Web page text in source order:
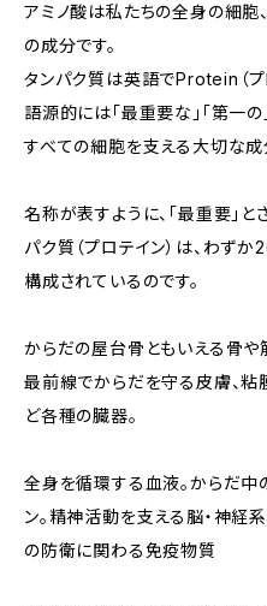
アミノ酸は私たちの全身の細胞
の成分です。
タンパク質は英語でProtein（プ
語源的には「最重要な」「第一
すべての細胞を支える大切な成
名称が表すように、「最重要」
パク質（プロテイン）は、わず
構成されているのです。
からだの屋台骨ともいえる骨や
最前線でからだを守る皮膚、粘
ど各種の臓器。
全身を循環する血液。からだ
ン。精神活動を支える脳・神経
の防衛に関わる免疫物質